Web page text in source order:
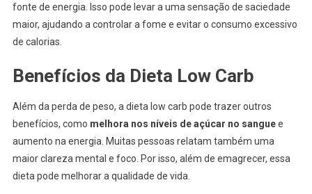
fonte de energia. Isso pode levar a uma sensação de saciedade
maior, ajudando a controlar a fome e evitar o consumo excessivo
de calorias.
Benefícios da Dieta Low Carb
Além da perda de peso, a dieta low carb pode trazer outros
benefícios, como melhora nos níveis de açúcar no sanguee
aumento na energia. Muitas pessoas relatam também uma
maior clareza mental e foco. Por isso, além de emagrecer, essa
dieta pode melhorar a qualidade de vida.